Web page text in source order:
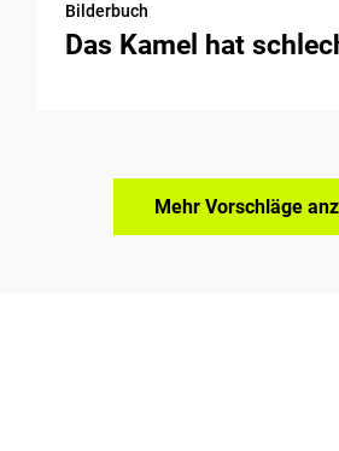
Bilderbuch
Das Kamel hat
Mehr Vorschläge